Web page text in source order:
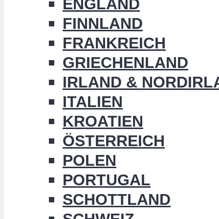
ENGLAND
FINNLAND
FRANKREICH
GRIECHENLAND
IRLAND &
ITALIEN
KROATIEN
ÖSTERREICH
POLEN
PORTUGAL
SCHOTTLAND